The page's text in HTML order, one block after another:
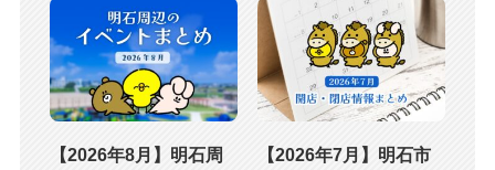
【2026年8月】明石周
【2026年7月】明石市